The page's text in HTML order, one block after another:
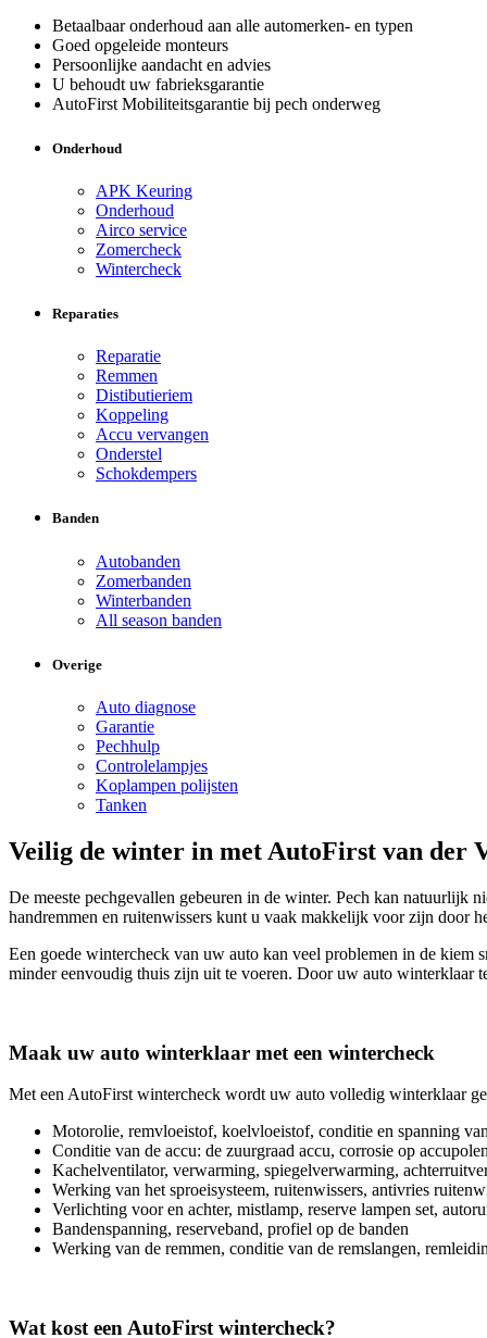
Betaalbaar onderhoud aan alle automerken- en typen
Goed opgeleide monteurs
Persoonlijke aandacht en advies
U behoudt uw fabrieksgarantie
AutoFirst Mobiliteitsgarantie bij pech onderweg
Onderhoud
APK Keuring
Onderhoud
Airco service
Zomercheck
Wintercheck
Reparaties
Reparatie
Remmen
Distibutieriem
Koppeling
Accu vervangen
Onderstel
Schokdempers
Banden
Autobanden
Zomerbanden
Winterbanden
All season banden
Overige
Auto diagnose
Garantie
Pechhulp
Controlelampjes
Koplampen polijsten
Tanken
Veilig de winter in met AutoFirst van der
De meeste pechgevallen gebeuren in de winter. Pech kan natuurlijk
handremmen en ruitenwissers kunt u vaak makkelijk voor zijn door
Een goede wintercheck van uw auto kan veel problemen in de
minder eenvoudig thuis zijn uit te voeren. Door uw auto winterklaar
Maak uw auto winterklaar met een wintercheck
Met een AutoFirst wintercheck wordt uw auto volledig winterklaar
Motorolie, remvloeistof, koelvloeistof, conditie en spanning
Conditie van de accu: de zuurgraad accu, corrosie op
Kachelventilator, verwarming, spiegelverwarming,
Werking van het sproeisysteem, ruitenwissers, antivries
Verlichting voor en achter, mistlamp, reserve lampen set,
Bandenspanning, reserveband, profiel op de banden
Werking van de remmen, conditie van de remslangen,
Wat kost een AutoFirst wintercheck?